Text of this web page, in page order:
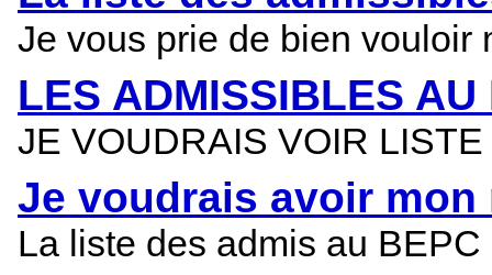
Je vous prie de bien vouloir
LES ADMISSIBLES
JE VOUDRAIS VOIR
Je voudrais avoir mon
La liste des admis au